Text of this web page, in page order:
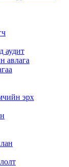
аудит
авлага
эрх